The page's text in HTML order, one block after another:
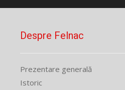
Despre Felnac
Prezentare generală
Istoric